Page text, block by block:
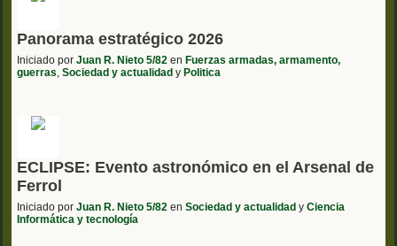
Panorama estratégico 2026
Iniciado por Juan R. Nieto 5/82 en Fuerzas armadas, armamento,
guerras, Sociedad y actualidad y Politica
ECLIPSE: Evento astronómico en el Arsenal de
Ferrol
Iniciado por Juan R. Nieto 5/82 en Sociedad y actualidad y Ciencia
Informática y tecnología